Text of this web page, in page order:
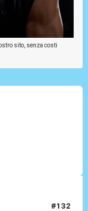
sito, senza costi
#132